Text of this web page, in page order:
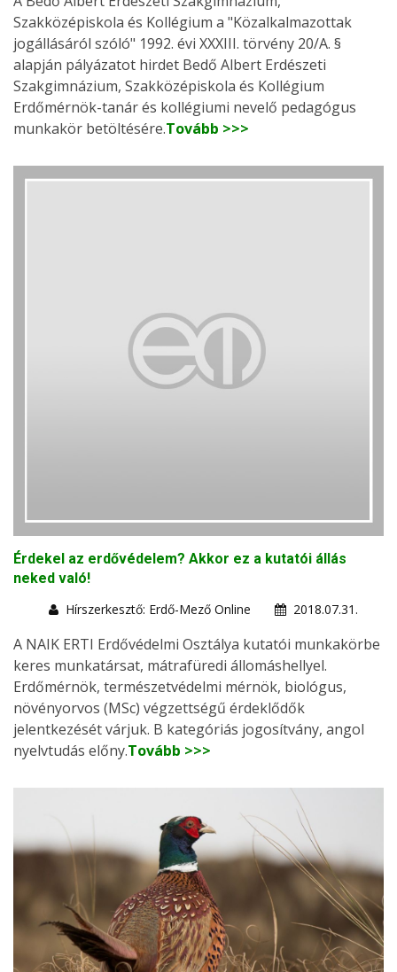
Szakközépiskola és Kollégium a "Közalkalmazottak
jogállásáról szóló" 1992. évi XXXIII. törvény 20/A. §
alapján pályázatot hirdet Bedő Albert Erdészeti
Szakgimnázium, Szakközépiskola és Kollégium
Erdőmérnök-tanár és kollégiumi nevelő pedagógus
munkakör betöltésére.Tovább >>>
Érdekel az erdővédelem? Akkor ez a kutatói állás
neked való!
Hírszerkesztő: Erdő-Mező Online
2018.07.31.
A NAIK ERTI Erdővédelmi Osztálya kutatói munkakörbe
keres munkatársat, mátrafüredi állomáshellyel.
Erdőmérnök, természetvédelmi mérnök, biológus,
növényorvos (MSc) végzettségű érdeklődők
jelentkezését várjuk. B kategóriás jogosítvány, angol
nyelvtudás előny.Tovább >>>